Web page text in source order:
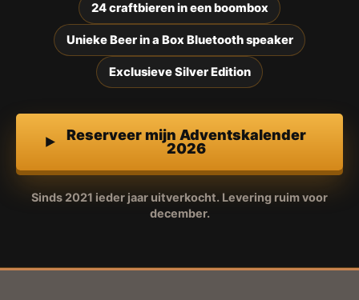
24 craftbieren in een boombox
Unieke Beer in a Box Bluetooth speaker
Exclusieve Silver Edition
Reserveer mijn Adventskalender
2026
Sinds 2021 ieder jaar uitverkocht. Levering ruim voor
december.